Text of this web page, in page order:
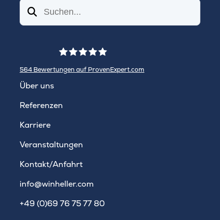
Suchen
564 Bewertungen auf ProvenExpert.com
Über uns
Referenzen
Karriere
Veranstaltungen
Kontakt/Anfahrt
info@winheller.com
+49 (0)69 76 75 77 80